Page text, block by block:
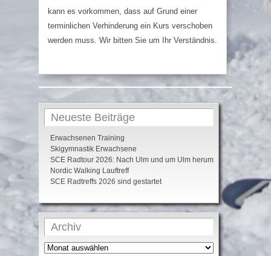
kann es vorkommen, dass auf Grund einer
terminlichen Verhinderung ein Kurs verschoben
werden muss. Wir bitten Sie um Ihr Verständnis.
Neueste Beiträge
Erwachsenen Training
Skigymnastik Erwachsene
SCE Radtour 2026: Nach Ulm und um Ulm herum
Nordic Walking Lauftreff
SCE Radtreffs 2026 sind gestartet
Archiv
Archiv